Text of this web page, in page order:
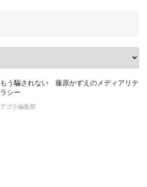
もう騙されない 藤原かずえのメディアリテ
ラシー
アゴラ編集部